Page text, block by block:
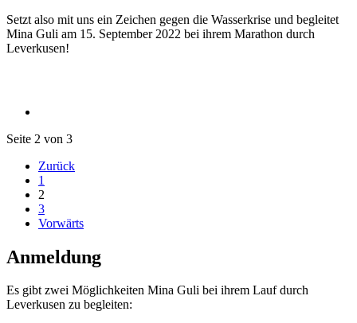
Setzt also mit uns ein Zeichen gegen die Wasserkrise und begleitet
Mina Guli am 15. September 2022 bei ihrem Marathon durch
Leverkusen!
Seite 2 von 3
Zurück
1
2
3
Vorwärts
Anmeldung
Es gibt zwei Möglichkeiten Mina Guli bei ihrem Lauf durch
Leverkusen zu begleiten: